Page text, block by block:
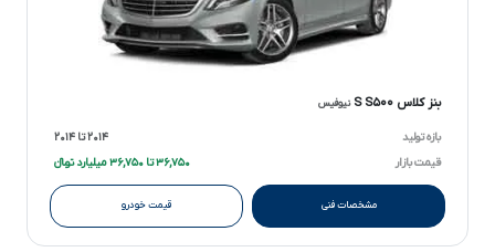
بنز کلاس S S۵۰۰ نیوفیس
بازه تولید
۲۰۱۴ تا ۲۰۱۴
قیمت بازار
۳۶,۷۵۰ تا ۳۶,۷۵۰ میلیارد تومانءءء
مشخصات فنی قیمت خودرو